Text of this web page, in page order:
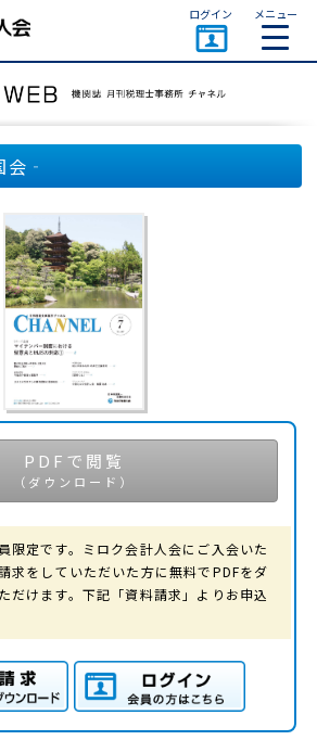
ログイン メニュー
会‐
PDFで閲覧
（ダウンロード）
限定です。ミロク会計人会にご入会いた
求をしていただいた方に無料でPDFをダ
だけます。下記「資料請求」よりお申込
PDFダ ログイン（会員の方は